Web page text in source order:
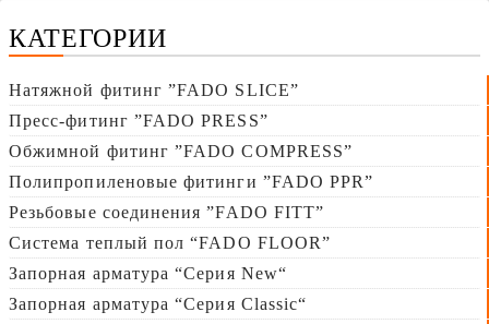
КАТЕГОРИИ
Натяжной фитинг ”FADO SLICE”
Пресс-фитинг ”FADO PRESS”
Обжимной фитинг ”FADO COMPRESS”
Полипропиленовые фитинги ”FADO PPR”
Резьбовые соединения ”FADO FITT”
Система теплый пол “FADO FLOOR”
Запорная арматура “Серия New“
Запорная арматура “Серия Сlassic“